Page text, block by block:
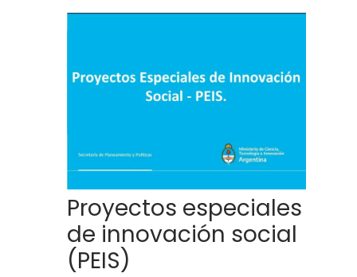
Proyectos especiales
de innovación social
(PEIS)